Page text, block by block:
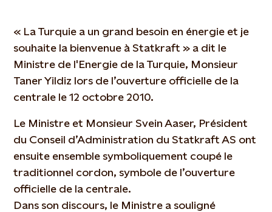
« La Turquie a un grand besoin en énergie et je
souhaite la bienvenue à Statkraft » a dit le
Ministre de l'Energie de la Turquie, Monsieur
Taner Yildiz lors de l’ouverture officielle de la
centrale le 12 octobre 2010.
Le Ministre et Monsieur Svein Aaser, Président
du Conseil d’Administration du Statkraft AS ont
ensuite ensemble symboliquement coupé le
traditionnel cordon, symbole de l’ouverture
officielle de la centrale.
Dans son discours, le Ministre a souligné